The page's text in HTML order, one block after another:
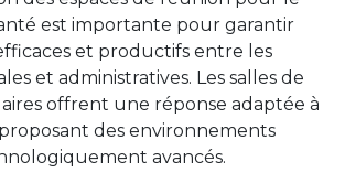
est importante pour garantir
et productifs entre les
et administratives. Les salles de
offrent une réponse adaptée à
des environnements
avancés.